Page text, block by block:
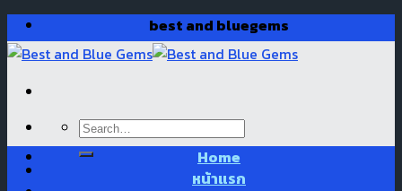
Skip
to
content
best and bluegems
Search
for:
Home
หน้าแรก